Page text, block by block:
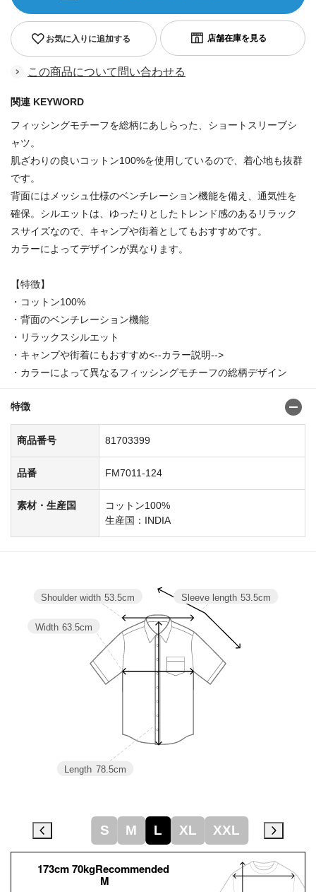
お気に入りに追加する
この商品について問い合わせる
関連 KEYWORD
フィッシングモチーフを総柄にあしらった、ショートスリーブシ
ャツ。
肌ざわりの良いコットン100%を使用しているので、着心地も抜群
です。
背面にはメッシュ仕様のベンチレーション機能を備え、通気性を
確保。シルエットは、ゆったりとしたトレンド感のあるリラック
スサイズなので、キャンプや街着としてもおすすめです。
カラーによってデザインが異なります。
【特徴】
・コットン100%
・背面のベンチレーション機能
・リラックスシルエット
・キャンプや街着にもおすすめ<--カラー説明-->
・カラーによって異なるフィッシングモチーフの総柄デザイン
特徴
商品番号 81703399
品番 FM7011-124
素材・生産国
コットン100%
生産国：INDIA
173cm 70kgRecommended
M
Sleeve length 53.5cm
Length 78.5cm
Width 63.5cm
Shoulder width 53.5cm
S M L XL XXL